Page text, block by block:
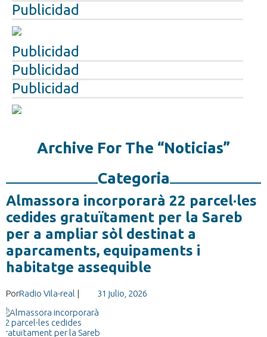
Publicidad
Publicidad
Publicidad
Publicidad
Archive For The “Noticias”
Categoria
Almassora incorporarà 22 parcel·les
cedides gratuïtament per la Sareb
per a ampliar sòl destinat a
aparcaments, equipaments i
habitatge assequible
PorRadio Vila-real | 31 julio, 2026